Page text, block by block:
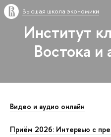
Высшая школа экономики
Институт
Востока и
Видео и аудио онлайн
Приём 2026: Интервью с